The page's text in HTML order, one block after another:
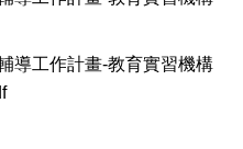
導工作計畫-教育實習機構